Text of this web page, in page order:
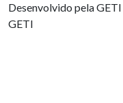
Desenvolvido pela GETI
GETI